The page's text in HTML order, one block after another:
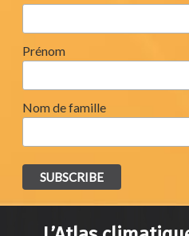
Prénom
Nom de famille